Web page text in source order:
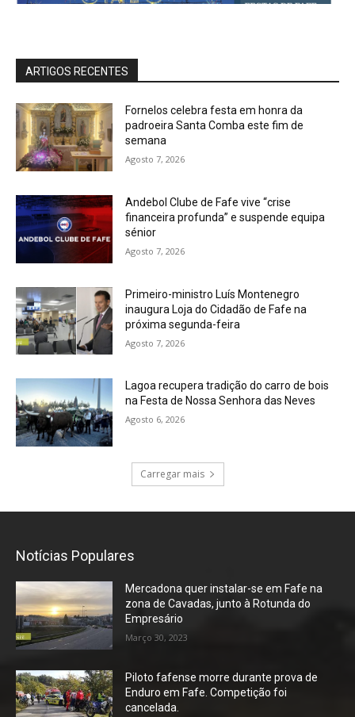
ARTIGOS RECENTES
Fornelos celebra festa em honra da
padroeira Santa Comba este fim de
semana
Agosto 7, 2026
Andebol Clube de Fafe vive “crise
financeira profunda” e suspende equipa
sénior
Agosto 7, 2026
Primeiro-ministro Luís Montenegro
inaugura Loja do Cidadão de Fafe na
próxima segunda-feira
Agosto 7, 2026
Lagoa recupera tradição do carro de bois
na Festa de Nossa Senhora das Neves
Agosto 6, 2026
Carregar mais
Notícias Populares
Mercadona quer instalar-se em Fafe na
zona de Cavadas, junto à Rotunda do
Empresário
Março 30, 2023
Piloto fafense morre durante prova de
Enduro em Fafe. Competição foi
cancelada.